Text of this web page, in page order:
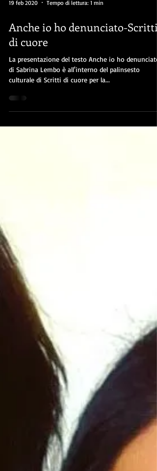
Anche io ho denunciato-Scritti
di cuore
La presentazione del testo Anche io ho denunciato
di Sabrina Lembo è all'interno del palinsesto